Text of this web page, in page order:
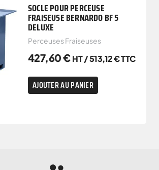
SOCLE POUR PERCEUSE
FRAISEUSE BERNARDO BF 5
DELUXE
Perceuses Fraiseuses
427,60€HT /513,12€TTC
AJOUTER AU PANIER